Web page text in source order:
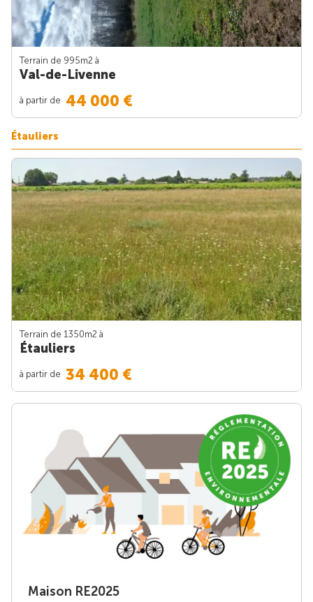
Terrain de 995m2 à
Val-de-Livenne
à partir de 44 000 €
Étauliers
Terrain de 1350m2 à
Étauliers
à partir de 34 400 €
Maison RE2025